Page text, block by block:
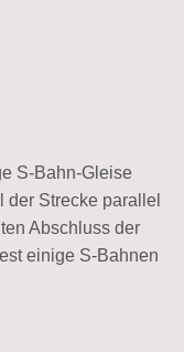
S-Bahn-Gleise
der Strecke parallel
Abschluss der
einige S-Bahnen